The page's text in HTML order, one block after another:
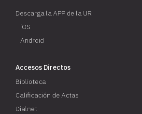
Descarga la APP de la UR
iOS
Android
Accesos Directos
Biblioteca
Calificación de Actas
Dialnet